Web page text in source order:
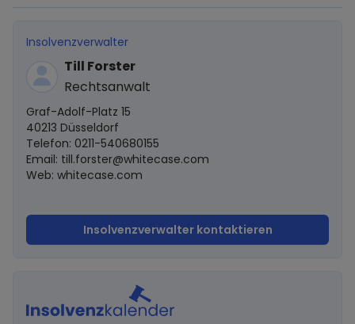
Insolvenzverwalter
Till Forster
Rechtsanwalt
Graf-Adolf-Platz 15
40213 Düsseldorf
Telefon: 0211-540680155
Email: till.forster@whitecase.com
Web: whitecase.com
Insolvenzverwalter kontaktieren